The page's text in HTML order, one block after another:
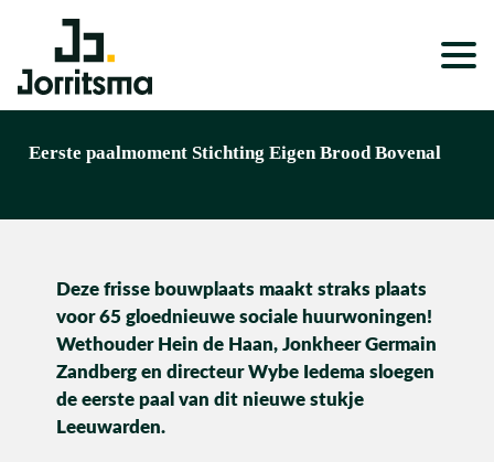
Expertises
Nieuws
Over ons
Werken bij
Eerste paalmoment Stichting Eigen Brood Bovenal
Deze frisse bouwplaats maakt straks plaats
voor 65 gloednieuwe sociale huurwoningen!
Wethouder Hein de Haan, Jonkheer Germain
Zandberg en directeur Wybe Iedema sloegen
de eerste paal van dit nieuwe stukje
Leeuwarden.